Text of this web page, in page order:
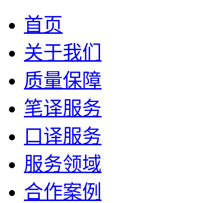
首页
关于我们
质量保障
笔译服务
口译服务
服务领域
合作案例